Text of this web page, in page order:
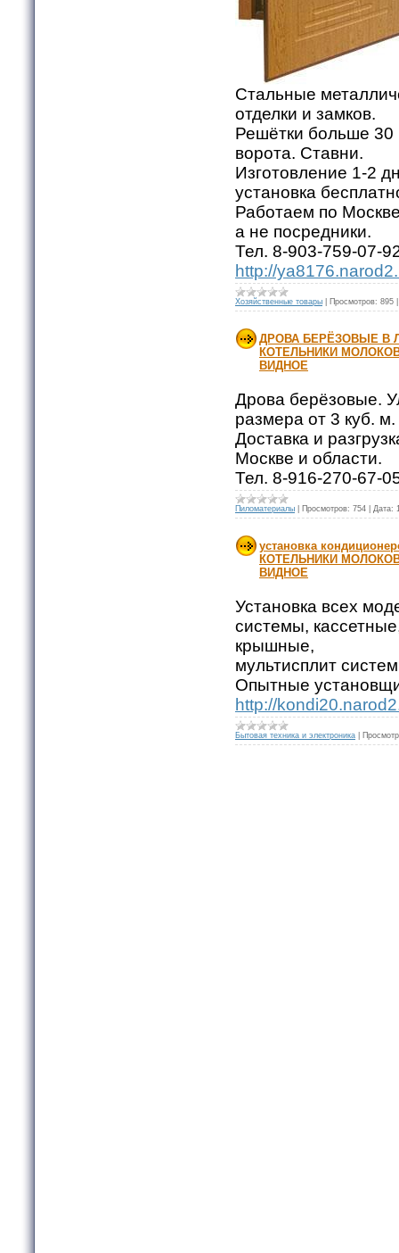
Стальные
отделки и замков.
Решётки больше
ворота. Ставни.
Изготовление 1-2
установка
Работаем по
а не посредники.
Тел. 8-903-759-07-
http://
Хозяйственные товары Просмотров: 895
ДРОВА БЕРЁЗОВЫЕ В
КОТЕЛЬНИКИ
ВИДНОЕ
Дрова берёзовые.
размера от 3 куб. м.
Доставка и
Москве и области.
Тел. 8-916-270-67-
Пиломатериалы Просмотров: 754 Дата:
установка
КОТЕЛЬНИКИ
ВИДНОЕ
Установка всех
системы,
крышные,
мультисплит
Опытные
http://
Бытовая техника и электроника